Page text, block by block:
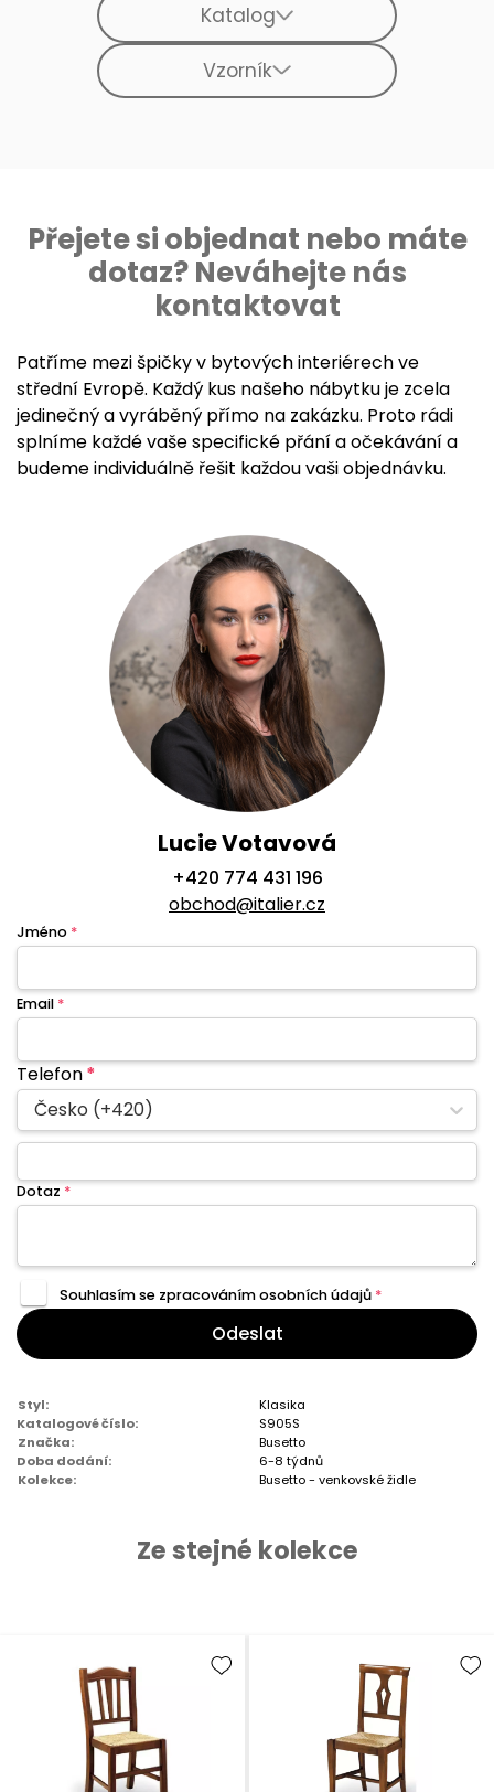
Katalog
Vzorník
Přejete si objednat nebo máte
dotaz? Neváhejte nás
kontaktovat
Patříme mezi špičky v bytových interiérech ve
střední Evropě. Každý kus našeho nábytku je zcela
jedinečný a vyráběný přímo na zakázku. Proto rádi
splníme každé vaše specifické přání a očekávání a
budeme individuálně řešit každou vaši objednávku.
Lucie Votavová
+420 774 431 196
obchod@italier.cz
Jméno *
Email *
Telefon*
Česko (+420)
Dotaz *
Souhlasím se zpracovánímosobních údajů *
Odeslat
Styl:
Klasika
Katalogové číslo:
S905S
Značka:
Busetto
Doba dodání:
6-8 týdnů
Kolekce:
Busetto - venkovské židle
Ze stejné kolekce